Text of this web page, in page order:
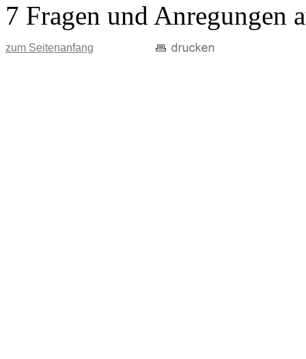
7 Fragen und Anregungen
zum Seitenanfang